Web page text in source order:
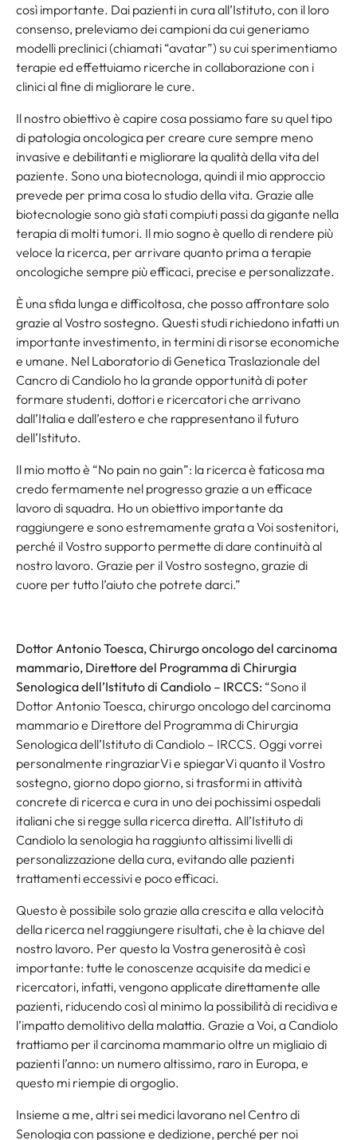
così importante. Dai pazienti in cura all’Istituto, con il loro
consenso, preleviamo dei campioni da cui generiamo
modelli preclinici (chiamati “avatar”) su cui sperimentiamo
terapie ed effettuiamo ricerche in collaborazione con i
clinici al fine di migliorare le cure.
Il nostro obiettivo è capire cosa possiamo fare su quel tipo
di patologia oncologica per creare cure sempre meno
invasive e debilitanti e migliorare la qualità della vita del
paziente. Sono una biotecnologa, quindi il mio approccio
prevede per prima cosa lo studio della vita. Grazie alle
biotecnologie sono già stati compiuti passi da gigante nella
terapia di molti tumori. Il mio sogno è quello di rendere più
veloce la ricerca, per arrivare quanto prima a terapie
oncologiche sempre più efficaci, precise e personalizzate.
È una sfida lunga e difficoltosa, che posso affrontare solo
grazie al Vostro sostegno. Questi studi richiedono infatti un
importante investimento, in termini di risorse economiche
e umane. Nel Laboratorio di Genetica Traslazionale del
Cancro di Candiolo ho la grande opportunità di poter
formare studenti, dottori e ricercatori che arrivano
dall’Italia e dall’estero e che rappresentano il futuro
dell’Istituto.
Il mio motto è “No pain no gain”: la ricerca è faticosa ma
credo fermamente nel progresso grazie a un efficace
lavoro di squadra. Ho un obiettivo importante da
raggiungere e sono estremamente grata a Voi sostenitori,
perché il Vostro supporto permette di dare continuità al
nostro lavoro. Grazie per il Vostro sostegno, grazie di
cuore per tutto l’aiuto che potrete darci.”
Dottor Antonio Toesca, Chirurgo oncologo del carcinoma
mammario, Direttore del Programma di Chirurgia
Senologica dell’Istituto di Candiolo – IRCCS: “Sono il
Dottor Antonio Toesca, chirurgo oncologo del carcinoma
mammario e Direttore del Programma di Chirurgia
Senologica dell’Istituto di Candiolo – IRCCS. Oggi vorrei
personalmente ringraziarVi e spiegarVi quanto il Vostro
sostegno, giorno dopo giorno, si trasformi in attività
concrete di ricerca e cura in uno dei pochissimi ospedali
italiani che si regge sulla ricerca diretta. All’Istituto di
Candiolo la senologia ha raggiunto altissimi livelli di
personalizzazione della cura, evitando alle pazienti
trattamenti eccessivi e poco efficaci.
Questo è possibile solo grazie alla crescita e alla velocità
della ricerca nel raggiungere risultati, che è la chiave del
nostro lavoro. Per questo la Vostra generosità è così
importante: tutte le conoscenze acquisite da medici e
ricercatori, infatti, vengono applicate direttamente alle
pazienti, riducendo così al minimo la possibilità di recidiva e
l’impatto demolitivo della malattia. Grazie a Voi, a Candiolo
trattiamo per il carcinoma mammario oltre un migliaio di
pazienti l’anno: un numero altissimo, raro in Europa, e
questo mi riempie di orgoglio.
Insieme a me, altri sei medici lavorano nel Centro di
Senologia con passione e dedizione, perché per noi